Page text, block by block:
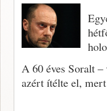
A 60 éves Soralt
azért ítélte el,